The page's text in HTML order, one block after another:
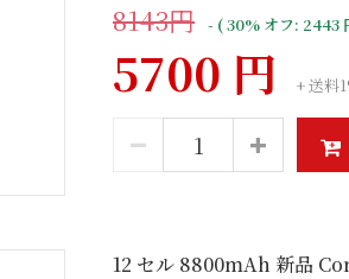
8143円 - ( 30% オフ: 2443
5700 円 + 送料
12 セル 8800mAh 新品